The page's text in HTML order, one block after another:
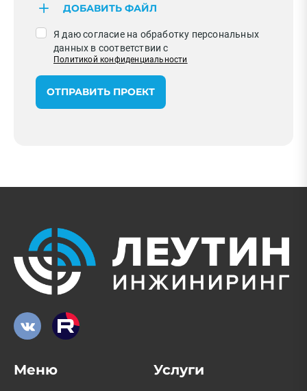
ДОБАВИТЬ ФАЙЛ
Я даю согласие на обработку персональных
данных в соответствии с
Политикой конфиденциальности
ОТПРАВИТЬ ПРОЕКТ
Меню Услуги